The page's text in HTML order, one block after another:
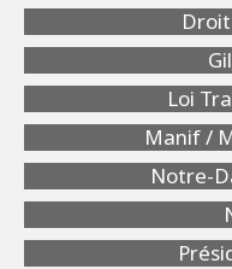
Loi
Manif /
Notre-